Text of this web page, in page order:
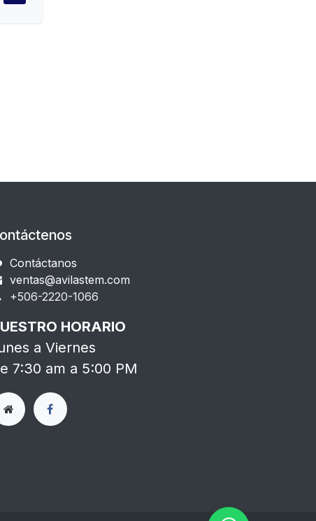
Contáctanos
ventas@avilastem.com
+506-2220-1066​
HORARIO
a Viernes
7:30 am a 5:00 PM